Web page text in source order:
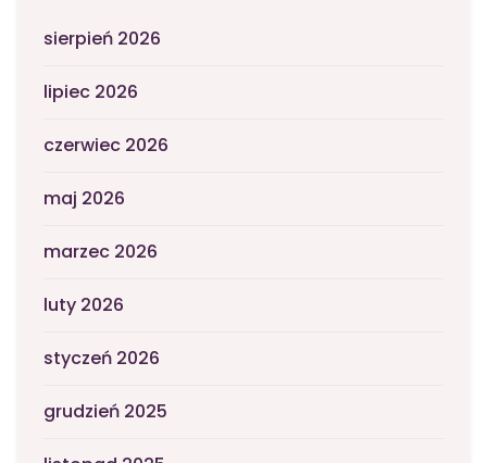
sierpień 2026
lipiec 2026
czerwiec 2026
maj 2026
marzec 2026
luty 2026
styczeń 2026
grudzień 2025